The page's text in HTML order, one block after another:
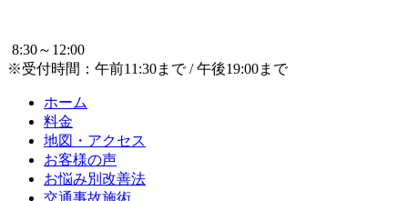
8:30～12:00
※受付時間：午前11:30まで / 午後19:00まで
ホーム
料金
地図・アクセス
お客様の声
お悩み別改善法
交通事故施術